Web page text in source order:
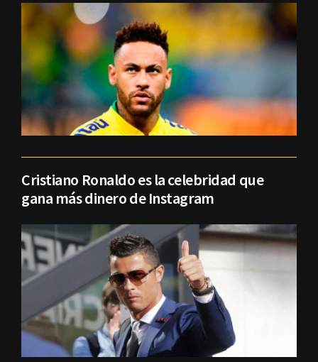
Cristiano Ronaldo es la celebridad que
gana más dinero de Instagram